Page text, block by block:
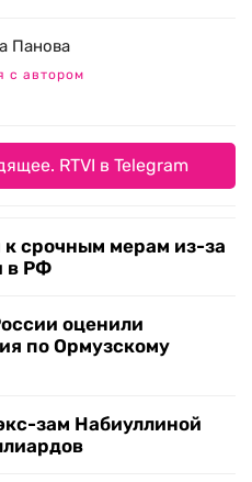
Панова
с автором
RTVI в Telegram
срочным мерам из-за
в РФ
оценили
по Ормузскому
зам Набиуллиной